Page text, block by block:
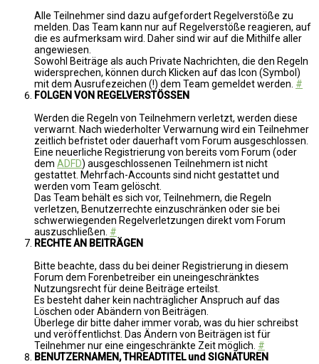
Alle Teilnehmer sind dazu aufgefordert Regelverstöße zu
melden. Das Team kann nur auf Regelverstöße reagieren, auf
die es aufmerksam wird. Daher sind wir auf die Mithilfe aller
angewiesen.
Sowohl Beiträge als auch Private Nachrichten, die den Regeln
widersprechen, können durch Klicken auf das Icon (Symbol)
mit dem Ausrufezeichen (!) dem Team gemeldet werden. #
FOLGEN VON REGELVERSTÖSSEN
Werden die Regeln von Teilnehmern verletzt, werden diese
verwarnt. Nach wiederholter Verwarnung wird ein Teilnehmer
zeitlich befristet oder dauerhaft vom Forum ausgeschlossen.
Eine neuerliche Registrierung von bereits vom Forum (oder
dem ADFD) ausgeschlossenen Teilnehmern ist nicht
gestattet. Mehrfach-Accounts sind nicht gestattet und
werden vom Team gelöscht.
Das Team behält es sich vor, Teilnehmern, die Regeln
verletzen, Benutzerrechte einzuschränken oder sie bei
schwerwiegenden Regelverletzungen direkt vom Forum
auszuschließen. #
RECHTE AN BEITRÄGEN
Bitte beachte, dass du bei deiner Registrierung in diesem
Forum dem Forenbetreiber ein uneingeschränktes
Nutzungsrecht für deine Beiträge erteilst.
Es besteht daher kein nachträglicher Anspruch auf das
Löschen oder Abändern von Beiträgen.
Überlege dir bitte daher immer vorab, was du hier schreibst
und veröffentlichst. Das Ändern von Beiträgen ist für
Teilnehmer nur eine eingeschränkte Zeit möglich. #
BENUTZERNAMEN, THREADTITEL und SIGNATUREN